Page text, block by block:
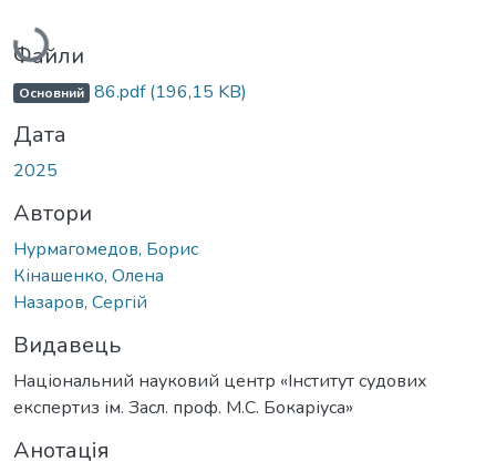
Файли
Основний 86.pdf(196,15 KB)
Дата
2025
Автори
Нурмагомедов, Борис
Кінашенко, Олена
Назаров, Сергій
Видавець
Національний науковий центр «Інститут судових
експертиз ім. Засл. проф. М.С. Бокаріуса»
Анотація